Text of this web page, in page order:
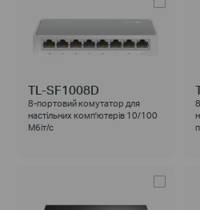
TL-SF1008D
8-портовий комутатор для
настільних комп'ютерів 10/100
Мбіт/с